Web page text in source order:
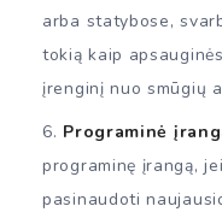
arba statybose,
tokią kaip
įrenginį nuo smūgių
Programinė
programinę įrangą,
pasinaudoti